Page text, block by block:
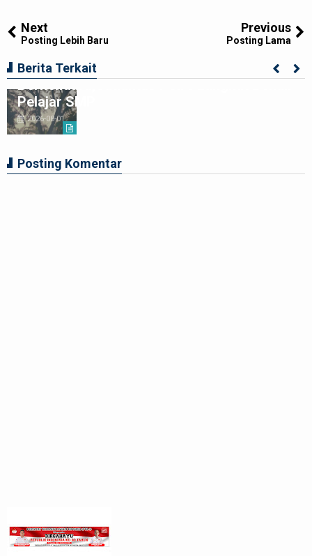
Next
Posting Lebih Baru
Previous
Posting Lama
Berita Terkait
Ciptakan Generasi Muda Tertib
Berkendara,Satlantas Polre Langkat Bekali
Pelajar SMP
2026-08-01
Posting Komentar